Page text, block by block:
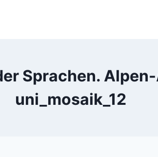
Sprachen.
uni_mosaik_12